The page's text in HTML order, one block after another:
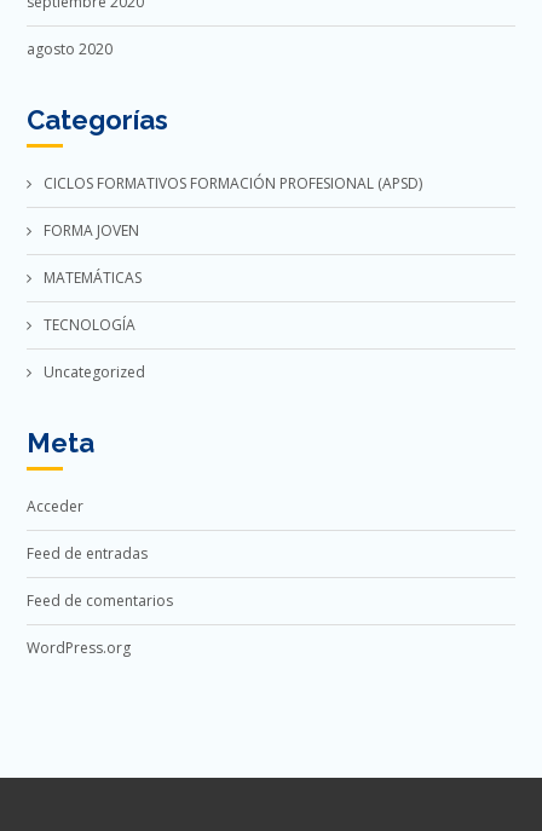
agosto 2020
Categorías
CICLOS FORMATIVOS FORMACIÓN PROFESIONAL (APSD)
FORMA JOVEN
MATEMÁTICAS
TECNOLOGÍA
Uncategorized
Meta
Acceder
Feed de entradas
Feed de comentarios
WordPress.org